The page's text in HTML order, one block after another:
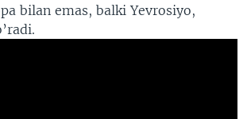
bilan emas, balki Yevrosiyo,